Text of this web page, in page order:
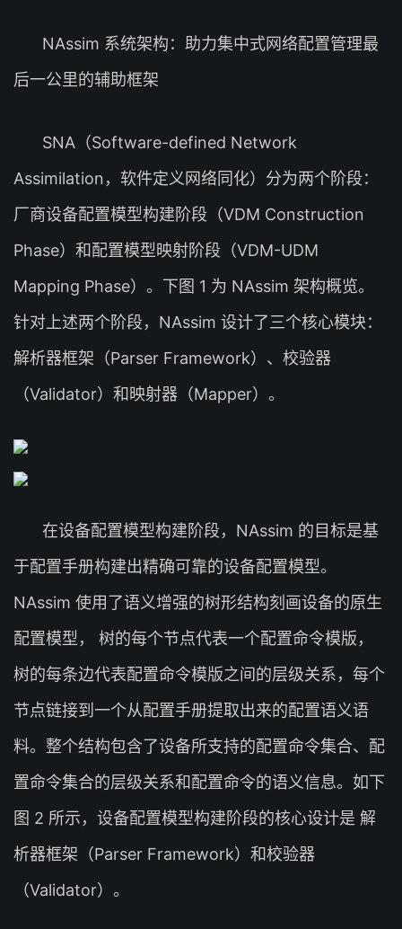
NAssim 系统架构：助力集中式网络配置管理最
后一公里的辅助框架
SNA（Software-defined Network
Assimilation，软件定义网络同化）分为两个阶段：
厂商设备配置模型构建阶段（VDM Construction
Phase）和配置模型映射阶段（VDM-UDM
Mapping Phase）。下图 1 为 NAssim 架构概览。
针对上述两个阶段，NAssim 设计了三个核心模块：
解析器框架（Parser Framework）、校验器
（Validator）和映射器（Mapper）。
在设备配置模型构建阶段，NAssim 的目标是基
于配置手册构建出精确可靠的设备配置模型。
NAssim 使用了语义增强的树形结构刻画设备的原生
配置模型， 树的每个节点代表一个配置命令模版，
树的每条边代表配置命令模版之间的层级关系，每个
节点链接到一个从配置手册提取出来的配置语义语
料。整个结构包含了设备所支持的配置命令集合、配
置命令集合的层级关系和配置命令的语义信息。如下
图 2 所示，设备配置模型构建阶段的核心设计是 解
析器框架（Parser Framework）和校验器
（Validator）。